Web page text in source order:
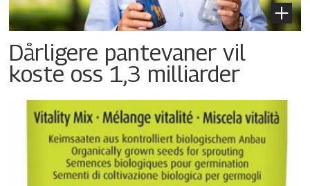
Dårligere pantevaner vil
koste oss 1,3 milliarder